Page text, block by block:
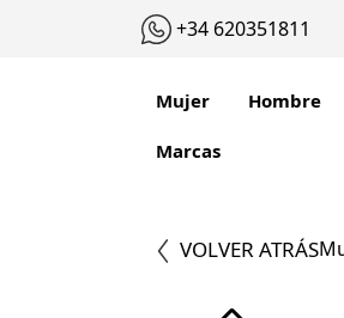
+34 620351811
Mujer Hombre
Marcas
VOLVER ATRÁS